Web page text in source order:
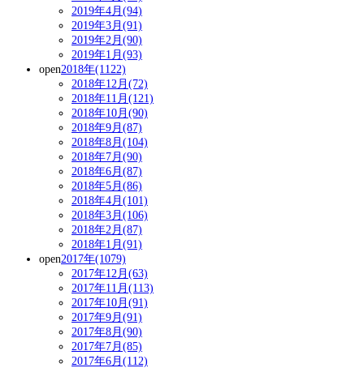
2019年4月(94)
2019年3月(91)
2019年2月(90)
2019年1月(93)
open2018年(1122)
2018年12月(72)
2018年11月(121)
2018年10月(90)
2018年9月(87)
2018年8月(104)
2018年7月(90)
2018年6月(87)
2018年5月(86)
2018年4月(101)
2018年3月(106)
2018年2月(87)
2018年1月(91)
open2017年(1079)
2017年12月(63)
2017年11月(113)
2017年10月(91)
2017年9月(91)
2017年8月(90)
2017年7月(85)
2017年6月(112)